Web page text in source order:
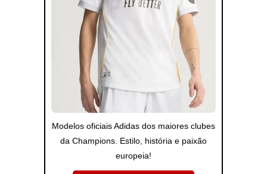
Modelos oficiais Adidas dos maiores clubes
da Champions. Estilo, história e paixão
europeia!